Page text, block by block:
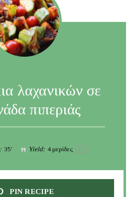
λαχανικών σε
πιπεριάς
35' Yield: 4μερίδες 1 x
PIN RECIPE